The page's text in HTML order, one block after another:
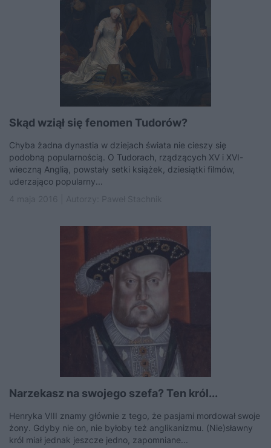
Skąd wziął się fenomen Tudorów?
Chyba żadna dynastia w dziejach świata nie cieszy się
podobną popularnością. O Tudorach, rządzących XV i XVI-
wieczną Anglią, powstały setki książek, dziesiątki filmów,
uderzająco popularny...
Narzekasz na swojego szefa? Ten król...
Henryka VIII znamy głównie z tego, że pasjami mordował swoje
żony. Gdyby nie on, nie byłoby też anglikanizmu. (Nie)sławny
król miał jednak jeszcze jedno, zapomniane...